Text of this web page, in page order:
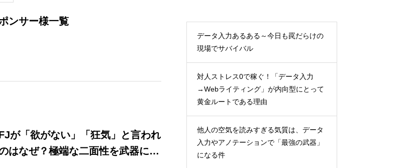
ンサー様一覧
が「欲がない」「狂気」と言われ
はなぜ？極端な二面性を武器にす
データ入力あるある～今日も罠だらけの
現場でサバイバル
対人ストレス0で稼ぐ！「データ入力
→Webライティング」が内向型にとって
黄金ルートである理由
他人の空気を読みすぎる気質は、データ
入力やアノテーションで「最強の武器」
になる件